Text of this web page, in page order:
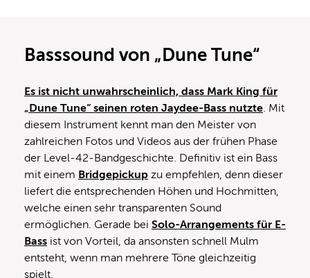
Basssound von „Dune Tune“
Es ist nicht unwahrscheinlich, dass Mark King für
„Dune Tune“ seinen roten Jaydee-Bass nutzte. Mit
diesem Instrument kennt man den Meister von
zahlreichen Fotos und Videos aus der frühen Phase
der Level-42-Bandgeschichte. Definitiv ist ein Bass
mit einem Bridgepickup zu empfehlen, denn dieser
liefert die entsprechenden Höhen und Hochmitten,
welche einen sehr transparenten Sound
ermöglichen. Gerade bei Solo-Arrangements für E-
Bass ist von Vorteil, da ansonsten schnell Mulm
entsteht, wenn man mehrere Töne gleichzeitig
spielt.